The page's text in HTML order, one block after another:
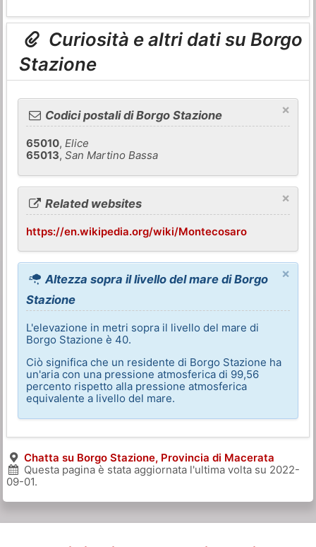
Curiosità e altri dati su Borgo
Stazione
×
Codici postali di Borgo Stazione
65010,Elice
65013,San Martino Bassa
×
Related websites
https://en.wikipedia.org/wiki/Montecosaro
×
Altezza sopra il livello del mare di Borgo
Stazione
L'elevazione in metri sopra il livello del mare di
Borgo Stazione è 40.
Ciò significa che un residente di Borgo Stazione ha
un'aria con una pressione atmosferica di 99,56
percento rispetto alla pressione atmosferica
equivalente a livello del mare.
Chatta su Borgo Stazione, Provincia di Macerata
Questa pagina è stata aggiornata l'ultima volta su 2022-
09-01.